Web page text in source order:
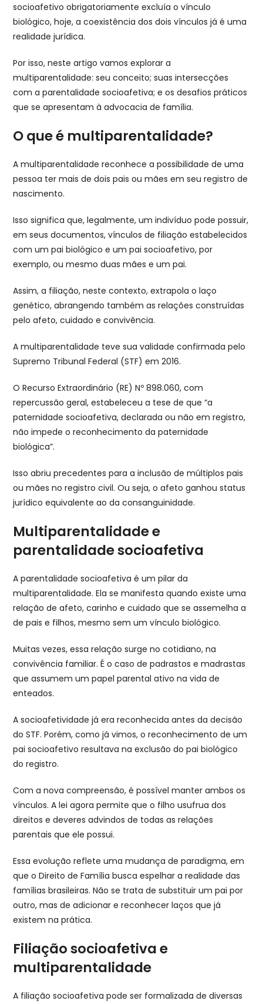
socioafetivo obrigatoriamente excluía o vínculo
biológico, hoje, a coexistência dos dois vínculos já é uma
realidade jurídica.
Por isso, neste artigo vamos explorar a
multiparentalidade: seu conceito; suas intersecções
com a parentalidade socioafetiva; e os desafios práticos
que se apresentam à advocacia de família.
O que é multiparentalidade?
A multiparentalidade reconhece a possibilidade de uma
pessoa ter mais de dois pais ou mães em seu registro de
nascimento.
Isso significa que, legalmente, um indivíduo pode possuir,
em seus documentos, vínculos de filiação estabelecidos
com um pai biológico e um pai socioafetivo, por
exemplo, ou mesmo duas mães e um pai.
Assim, a filiação, neste contexto, extrapola o laço
genético, abrangendo também as relações construídas
pelo afeto, cuidado e convivência.
A multiparentalidade teve sua validade confirmada pelo
Supremo Tribunal Federal (STF) em 2016.
O Recurso Extraordinário (RE) Nº 898.060, com
repercussão geral, estabeleceu a tese de que “a
paternidade socioafetiva, declarada ou não em registro,
não impede o reconhecimento da paternidade
biológica”.
Isso abriu precedentes para a inclusão de múltiplos pais
ou mães no registro civil. Ou seja, o afeto ganhou status
jurídico equivalente ao da consanguinidade.
Multiparentalidade e
parentalidade socioafetiva
A parentalidade socioafetiva é um pilar da
multiparentalidade. Ela se manifesta quando existe uma
relação de afeto, carinho e cuidado que se assemelha a
de pais e filhos, mesmo sem um vínculo biológico.
Muitas vezes, essa relação surge no cotidiano, na
convivência familiar. É o caso de padrastos e madrastas
que assumem um papel parental ativo na vida de
enteados.
A socioafetividade já era reconhecida antes da decisão
do STF. Porém, como já vimos, o reconhecimento de um
pai socioafetivo resultava na exclusão do pai biológico
do registro.
Com a nova compreensão, é possível manter ambos os
vínculos. A lei agora permite que o filho usufrua dos
direitos e deveres advindos de todas as relações
parentais que ele possui.
Essa evolução reflete uma mudança de paradigma, em
que o Direito de Família busca espelhar a realidade das
famílias brasileiras. Não se trata de substituir um pai por
outro, mas de adicionar e reconhecer laços que já
existem na prática.
Filiação socioafetiva e
multiparentalidade
A filiação socioafetiva pode ser formalizada de diversas